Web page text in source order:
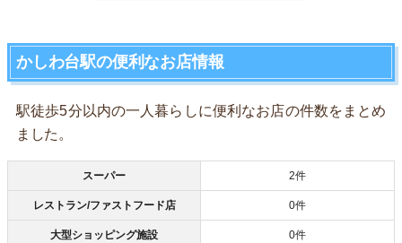
かしわ台駅の便利なお店情報
駅徒歩5分以内の一人暮らしに便利なお店の件数をまとめ
ました。
スーパー 2件
レストラン/ファストフード店 0件
大型ショッピング施設 0件